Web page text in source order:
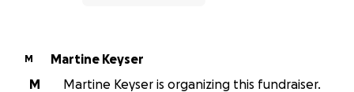
M
Martine Keyser
M
Martine Keyser is organizing this fundraiser.